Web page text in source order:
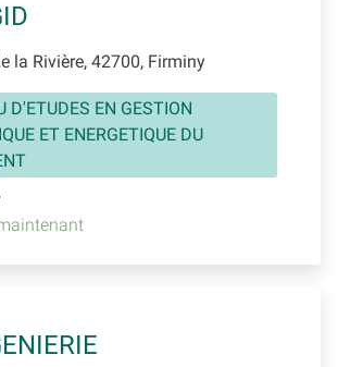
la Rivière, 42700, Firminy
D'ETUDES EN GESTION
ET ENERGETIQUE DU